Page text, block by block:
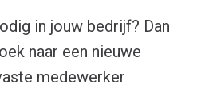
in jouw bedrijf? Dan
naar een nieuwe
medewerker